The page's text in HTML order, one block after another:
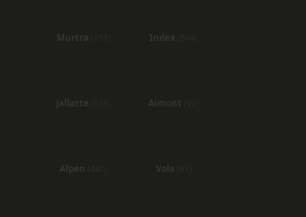
Murtra Index
Jallatte Aimont
Alpen Vola